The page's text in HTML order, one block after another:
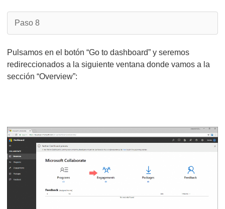
Paso 8
Pulsamos en el botón “Go to dashboard” y seremos
redireccionados a la siguiente ventana donde vamos a la
sección “Overview”: